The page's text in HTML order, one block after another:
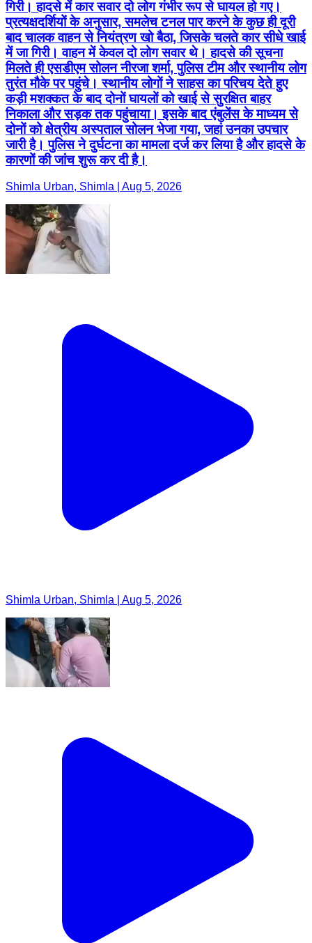
गिरी। हादसे में कार सवार दो लोग गंभीर रूप से घायल हो गए।
प्रत्यक्षदर्शियों के अनुसार, समलेच टनल पार करने के कुछ ही दूरी
बाद चालक वाहन से नियंत्रण खो बैठा, जिसके चलते कार सीधे खाई
में जा गिरी। वाहन में केवल दो लोग सवार थे। हादसे की सूचना
मिलते ही एसडीएम सोलन नीरजा शर्मा, पुलिस टीम और स्थानीय लोग
तुरंत मौके पर पहुंचे। स्थानीय लोगों ने साहस का परिचय देते हुए
कड़ी मशक्कत के बाद दोनों घायलों को खाई से सुरक्षित बाहर
निकाला और सड़क तक पहुंचाया। इसके बाद एंबुलेंस के माध्यम से
दोनों को क्षेत्रीय अस्पताल सोलन भेजा गया, जहां उनका उपचार
जारी है। पुलिस ने दुर्घटना का मामला दर्ज कर लिया है और हादसे के
कारणों की जांच शुरू कर दी है।
Shimla Urban, Shimla | Aug 5, 2026
Shimla Urban, Shimla | Aug 5, 2026